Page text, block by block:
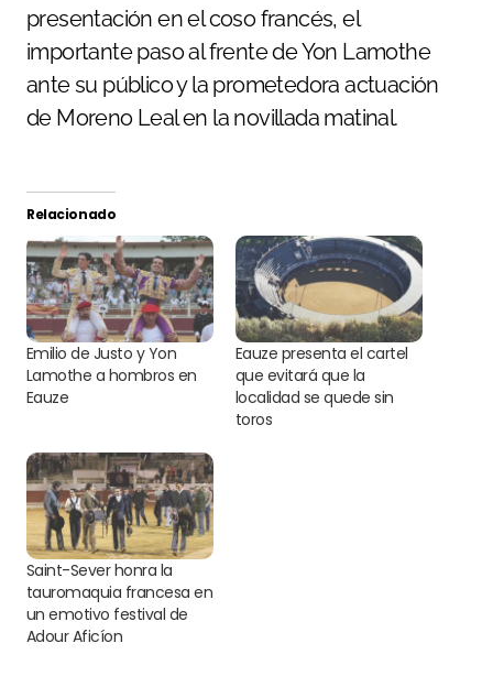
presentación en el coso francés, el
importante paso al frente de Yon Lamothe
ante su público y la prometedora actuación
de Moreno Leal en la novillada matinal.
Relacionado
Emilio de Justo y Yon
Lamothe a hombros en
Eauze
Eauze presenta el cartel
que evitará que la
localidad se quede sin
toros
Saint-Sever honra la
tauromaquia francesa en
un emotivo festival de
Adour Aficíon